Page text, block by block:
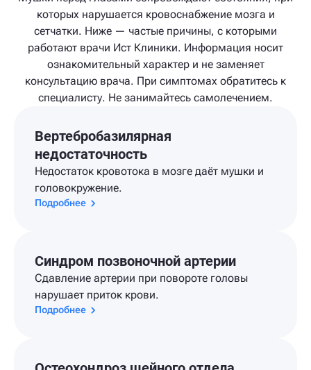
которых нарушается кровоснабжение мозга и
сетчатки. Ниже — частые причины, с которыми
работают врачи Ист Клиники. Информация носит
ознакомительный характер и не заменяет
консультацию врача. При симптомах обратитесь к
специалисту. Не занимайтесь самолечением.
Вертебробазилярная
недостаточность
Недостаток кровотока в мозге даёт мушки и
головокружение.
Подробнее
Синдром позвоночной артерии
Сдавление артерии при повороте головы
нарушает приток крови.
Подробнее